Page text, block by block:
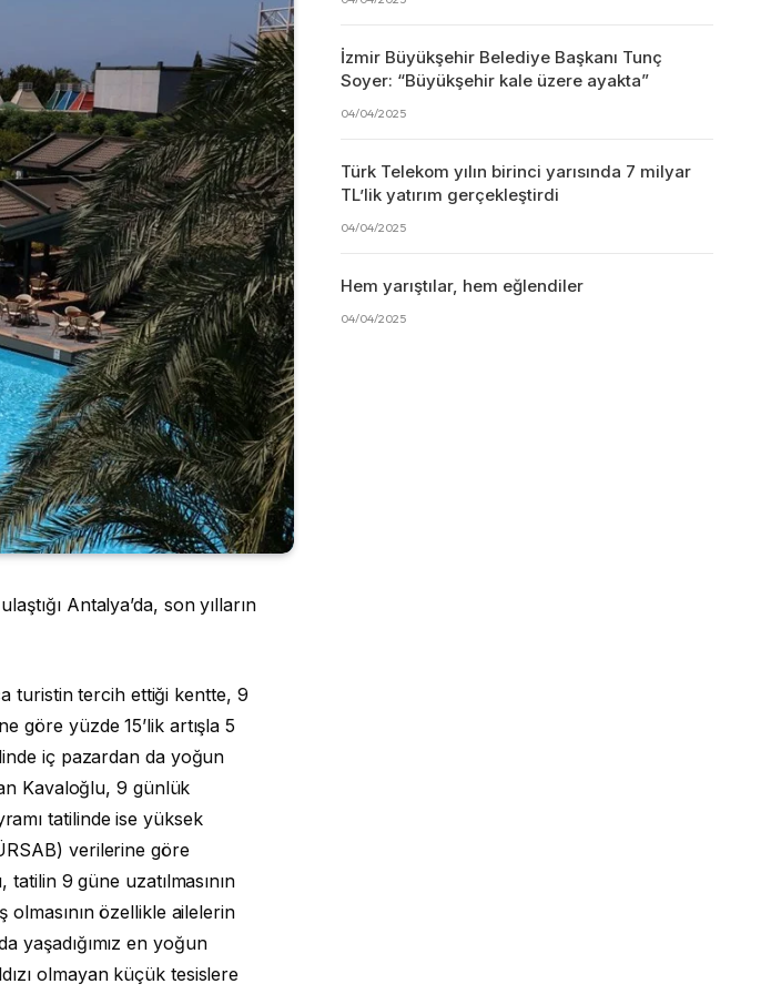
Antalya’da, son yılların
turistin tercih ettiği kentte, 9
göre yüzde 15’lik artışla 5
iç pazardan da yoğun
Kavaloğlu, 9 günlük
tatilinde ise yüksek
verilerine göre
9 güne uzatılmasının
olmasının özellikle ailelerin
yaşadığımız en yoğun
olmayan küçük tesislere
İzmir Büyükşehir Belediye Başkanı Tunç
Soyer: “Büyükşehir kale üzere ayakta”
04/04/2025
Türk Telekom yılın birinci yarısında 7 milyar
TL’lik yatırım gerçekleştirdi
04/04/2025
Hem yarıştılar, hem eğlendiler
04/04/2025